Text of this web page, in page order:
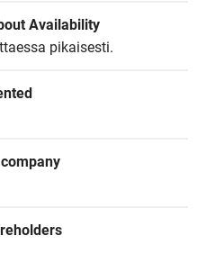
Availability
pikaisesti.